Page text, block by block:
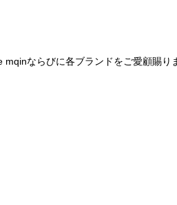
ならびに各ブランドをご愛顧賜り